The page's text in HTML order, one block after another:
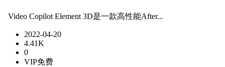
Video Copilot Element 3D是一款高性能After...
2022-04-20
4.41K
0
VIP免费